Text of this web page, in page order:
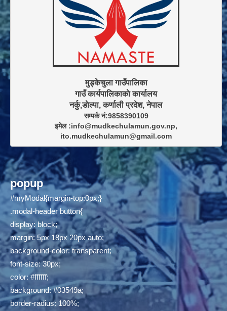
मुड्केचुला गाउँपालिका
गाउँ कार्यपालिकाकाे कार्यालय
सम्पर्क नं:9858390109
इमेल :info@mudkechulamun.gov.np,
ito.mudkechulamun@gmail.com
popup
#myModal{margin-top:0px;}
.modal-header button{
display: block;
margin: 5px 18px 20px auto;
background-color: transparent;
font-size: 30px;
color: #ffffff;
background: #03549a;
border-radius: 100%;